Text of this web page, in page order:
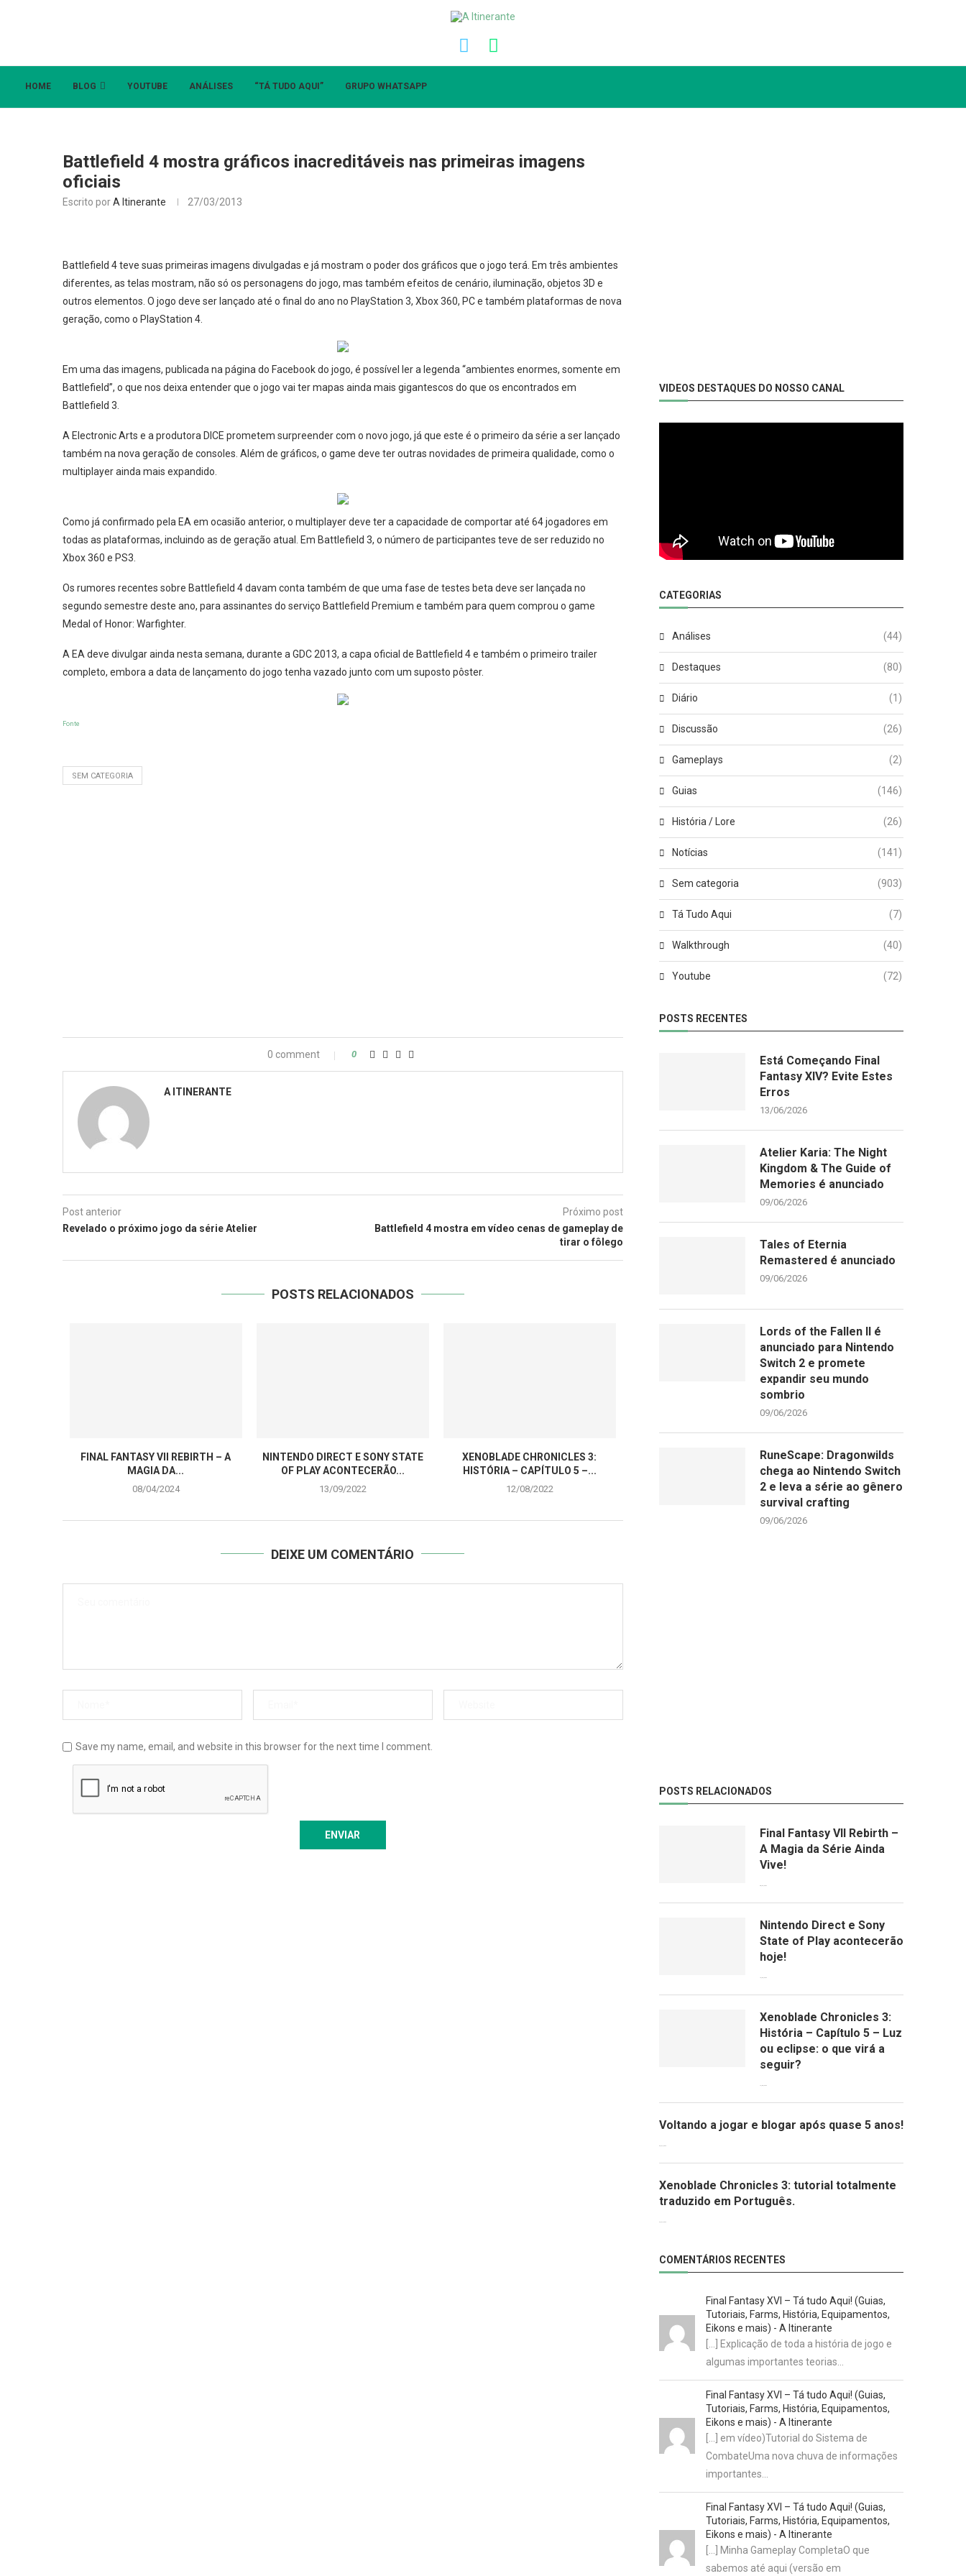
HOME BLOG YOUTUBE ANÁLISES “TÁ TUDO AQUI” GRUPO WHATSAPP
Battlefield 4 mostra gráficos inacreditáveis nas primeiras imagens
oficiais
Escrito porA Itinerante 27/03/2013
Battlefield 4 teve suas primeiras imagens divulgadas e já mostram o poder dos gráficos que o jogo terá. Em três ambientes
diferentes, as telas mostram, não só os personagens do jogo, mas também efeitos de cenário, iluminação, objetos 3D e
outros elementos. O jogo deve ser lançado até o final do ano no PlayStation 3, Xbox 360, PC e também plataformas de nova
geração, como o PlayStation 4.
Em uma das imagens, publicada na página do Facebook do jogo, é possível ler a legenda “ambientes enormes, somente em
Battlefield”, o que nos deixa entender que o jogo vai ter mapas ainda mais gigantescos do que os encontrados em
Battlefield 3.
A Electronic Arts e a produtora DICE prometem surpreender com o novo jogo, já que este é o primeiro da série a ser lançado
também na nova geração de consoles. Além de gráficos, o game deve ter outras novidades de primeira qualidade, como o
multiplayer ainda mais expandido.
Como já confirmado pela EA em ocasião anterior, o multiplayer deve ter a capacidade de comportar até 64 jogadores em
todas as plataformas, incluindo as de geração atual. Em Battlefield 3, o número de participantes teve de ser reduzido no
Xbox 360 e PS3.
Os rumores recentes sobre Battlefield 4 davam conta também de que uma fase de testes beta deve ser lançada no
segundo semestre deste ano, para assinantes do serviço Battlefield Premium e também para quem comprou o game
Medal of Honor: Warfighter.
A EA deve divulgar ainda nesta semana, durante a GDC 2013, a capa oficial de Battlefield 4 e também o primeiro trailer
completo, embora a data de lançamento do jogo tenha vazado junto com um suposto pôster.
Fonte
SEM CATEGORIA
0 comment 0
A ITINERANTE
Post anterior
Revelado o próximo jogo da série Atelier
Próximo post
Battlefield 4 mostra em vídeo cenas de gameplay de
tirar o fôlego
POSTS RELACIONADOS
FINAL FANTASY VII REBIRTH – A
MAGIA DA...
08/04/2024
NINTENDO DIRECT E SONY STATE
OF PLAY ACONTECERÃO...
13/09/2022
XENOBLADE CHRONICLES 3:
HISTÓRIA – CAPÍTULO 5 –...
12/08/2022
DEIXE UM COMENTÁRIO
Save my name, email, and website in this browser for the next time I comment.
VIDEOS DESTAQUES DO NOSSO CANAL
CATEGORIAS
Análises (44)
Destaques (80)
Diário (1)
Discussão (26)
Gameplays (2)
Guias (146)
História / Lore (26)
Notícias (141)
Sem categoria (903)
Tá Tudo Aqui (7)
Walkthrough (40)
Youtube (72)
POSTS RECENTES
Está Começando Final
Fantasy XIV? Evite Estes
Erros
13/06/2026
Atelier Karia: The Night
Kingdom & The Guide of
Memories é anunciado
09/06/2026
Tales of Eternia
Remastered é anunciado
09/06/2026
Lords of the Fallen II é
anunciado para Nintendo
Switch 2 e promete
expandir seu mundo
sombrio
09/06/2026
RuneScape: Dragonwilds
chega ao Nintendo Switch
2 e leva a série ao gênero
survival crafting
09/06/2026
POSTS RELACIONADOS
Final Fantasy VII Rebirth –
A Magia da Série Ainda
Vive!
Nintendo Direct e Sony
State of Play acontecerão
hoje!
Xenoblade Chronicles 3:
História – Capítulo 5 – Luz
ou eclipse: o que virá a
seguir?
Voltando a jogar e blogar após quase 5 anos!
Xenoblade Chronicles 3: tutorial totalmente
traduzido em Português.
COMENTÁRIOS RECENTES
Final Fantasy XVI – Tá tudo Aqui! (Guias,
Tutoriais, Farms, História, Equipamentos,
Eikons e mais) - A Itinerante
[…] Explicação de toda a história de jogo e
algumas importantes teorias…
Final Fantasy XVI – Tá tudo Aqui! (Guias,
Tutoriais, Farms, História, Equipamentos,
Eikons e mais) - A Itinerante
[…] em vídeo)Tutorial do Sistema de
CombateUma nova chuva de informações
importantes…
Final Fantasy XVI – Tá tudo Aqui! (Guias,
Tutoriais, Farms, História, Equipamentos,
Eikons e mais) - A Itinerante
[…] Minha Gameplay CompletaO que
sabemos até aqui (versão em